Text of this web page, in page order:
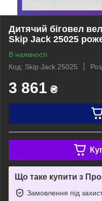
Дитячий біговел
Skip Jack 25025
В наявності
Код: Skip Jack 25025
3 861 ₴
Що таке купити з
Замовлення під